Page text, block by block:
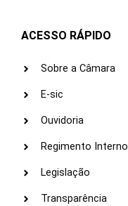
ACESSO RÁPIDO
Sobre a Câmara
E-sic
Ouvidoria
Regimento Interno
Legislação
Transparência